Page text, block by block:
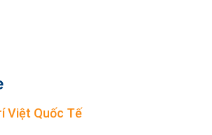
Việt Quốc Tế